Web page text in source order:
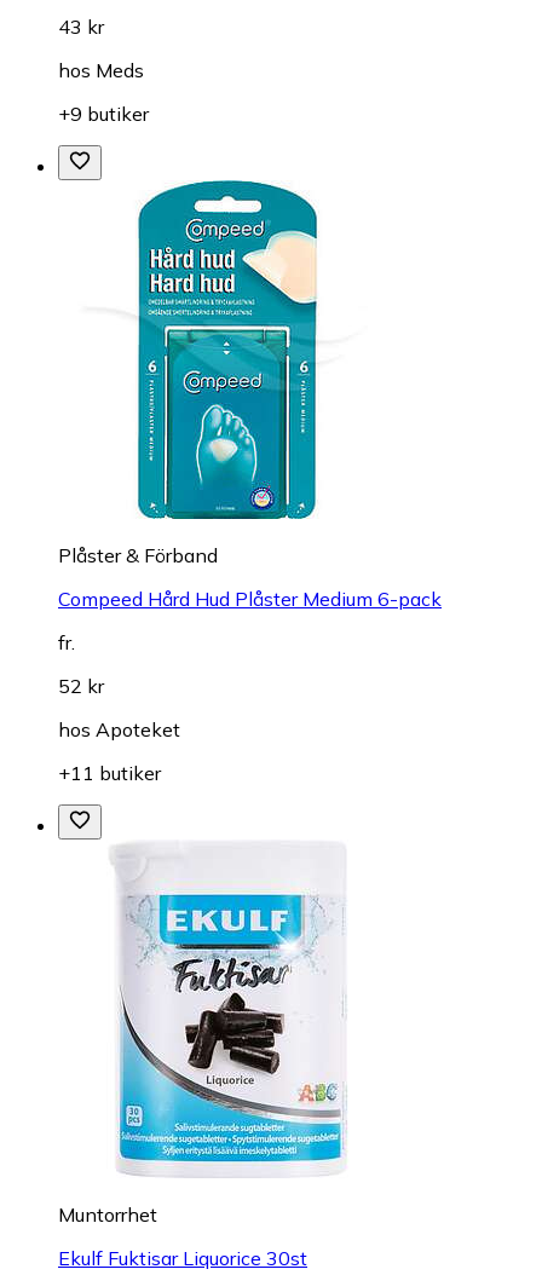
43 kr
hos Meds
+9 butiker
Plåster & Förband
Compeed Hård Hud Plåster Medium 6-pack
fr.
52 kr
hos Apoteket
+11 butiker
Muntorrhet
Ekulf Fuktisar Liquorice 30st